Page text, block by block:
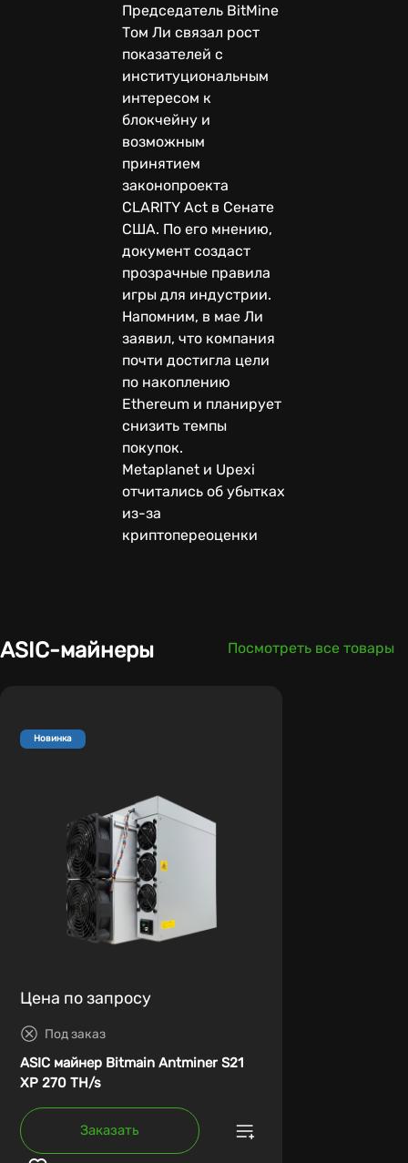
Председатель BitMine
Том Ли связал рост
показателей с
институциональным
интересом к
блокчейну и
возможным
принятием
законопроекта
CLARITY Act в Сенате
США. По его мнению,
документ создаст
прозрачные правила
игры для индустрии.
Напомним, в мае Ли
заявил, что компания
почти достигла цели
по накоплению
Ethereum и планирует
снизить темпы
покупок.
Metaplanet и Upexi
отчитались об убытках
из-за
криптопереоценки
ASIC-майнеры Посмотреть все товары
Новинка
Цена по запросу
Под заказ
ASIC майнер Bitmain Antminer S21
XP 270 TH/s
Заказать